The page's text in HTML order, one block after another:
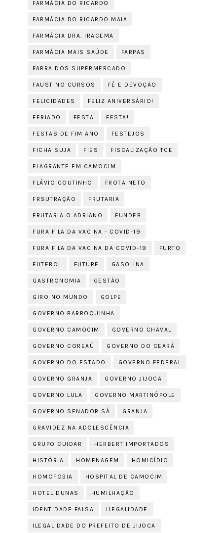
FARMÁCIA DO RICARDO
FARMÁCIA DO RICARDO MAIA
FARMÁCIA DRA. IRACEMA
FARMÁCIA MAIS SAÚDE FARPAS
FARRA DOS SUPERMERCADO
FAUSTINO CURSOS FÉ E DEVOÇÃO
FELICIDADES FELIZ ANIVERSÁRIO!
FERIADO FESTA FESTA!
FESTAS DE FIM ANO FESTEJOS
FICHA SUJA FIES FISCALIZAÇÃO TCE
FLAGRANTE EM CAMOCIM
FLÁVIO COUTINHO FROTA NETO
FRSUTRAÇÃO FRUTARIA
FRUTARIA O ADRIANO FUNDEB
FURA FILA DA VACINA - COVID-19
FURA FILA DA VACINA DA COVID-19 FURTO
FUTEBOL FUTURE GASOLINA
GASTRONOMIA GESTÃO
GIRO NO MUNDO GOLPE
GOVERNO BARROQUINHA
GOVERNO CAMOCIM GOVERNO CHAVAL
GOVERNO COREAÚ GOVERNO DO CEARÁ
GOVERNO DO ESTADO GOVERNO FEDERAL
GOVERNO GRANJA GOVERNO JIJOCA
GOVERNO LULA GOVERNO MARTINÓPOLE
GOVERNO SENADOR SÁ GRANJA
GRAVIDEZ NA ADOLESCÊNCIA
GRUPO CUIDAR HERBERT IMPORTADOS
HISTÓRIA HOMENAGEM HOMICÍDIO
HOMOFOBIA HOSPITAL DE CAMOCIM
HOTEL DUNAS HUMILHAÇÃO
IDENTIDADE FALSA ILEGALIDADE
ILEGALIDADE DO PREFEITO DE JIJOCA